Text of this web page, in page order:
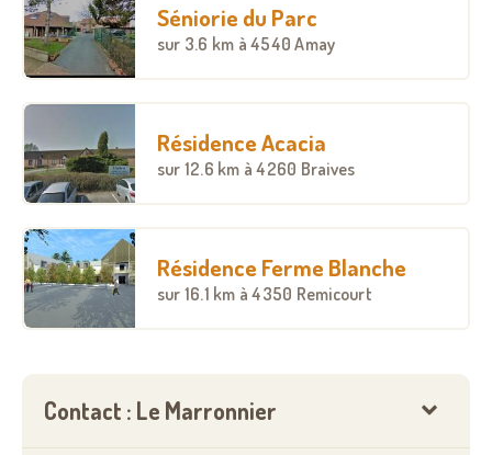
Séniorie du Parc
sur 3.6 km à 4540 Amay
Résidence Acacia
sur 12.6 km à 4260 Braives
Résidence Ferme Blanche
sur 16.1 km à 4350 Remicourt
Contact : Le Marronnier